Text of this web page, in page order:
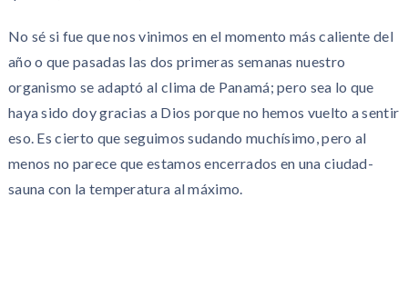
No sé si fue que nos vinimos en el momento más caliente del
año o que pasadas las dos primeras semanas nuestro
organismo se adaptó al clima de Panamá; pero sea lo que
haya sido doy gracias a Dios porque no hemos vuelto a sentir
eso. Es cierto que seguimos sudando muchísimo, pero al
menos no parece que estamos encerrados en una ciudad-
sauna con la temperatura al máximo.